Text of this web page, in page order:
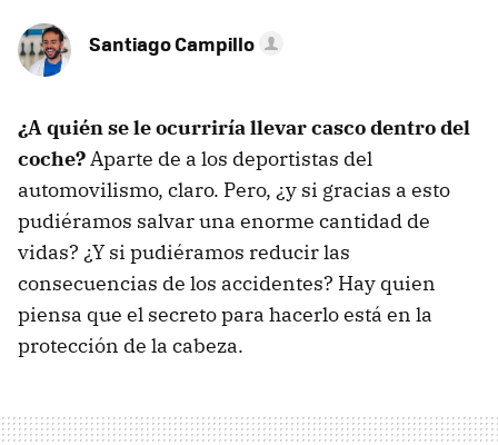
Santiago Campillo
¿A quién se le ocurriría llevar casco dentro del
coche?Aparte de a los deportistas del
automovilismo, claro. Pero, ¿y si gracias a esto
pudiéramos salvar una enorme cantidad de
vidas? ¿Y si pudiéramos reducir las
consecuencias de los accidentes? Hay quien
piensa que el secreto para hacerlo está en la
protección de la cabeza.